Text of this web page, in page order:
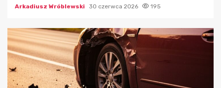
Arkadiusz Wróblewski 30 czerwca 2026 195